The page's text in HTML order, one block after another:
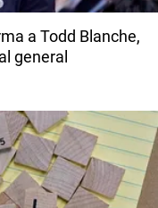
a Todd Blanche,
general